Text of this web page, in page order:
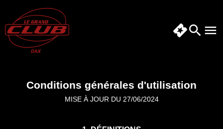
Conditions générales d'utilisation
MISE À JOUR DU 27/06/2024